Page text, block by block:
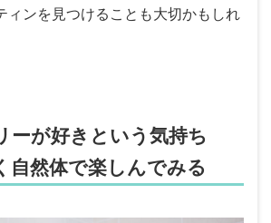
ィンを見つけることも大切かもしれ
ーが好きという気持ち
自然体で楽しんでみる